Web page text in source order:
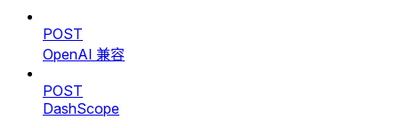
POST
OpenAI 兼容
POST
DashScope